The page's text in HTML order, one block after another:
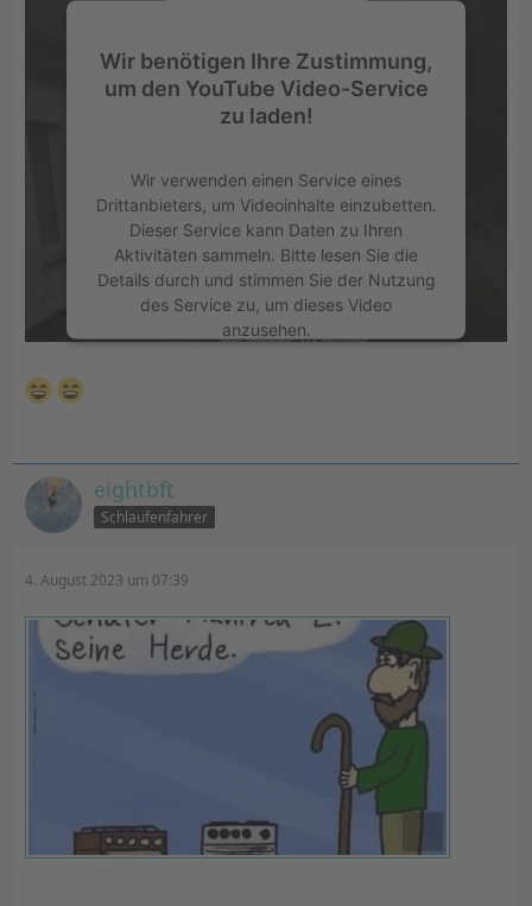
Wir benötigen Ihre Zustimmung,
um den YouTube Video-Service
zu laden!
Wir verwenden einen Service eines
Drittanbieters, um Videoinhalte einzubetten.
Dieser Service kann Daten zu Ihren
Aktivitäten sammeln. Bitte lesen Sie die
Details durch und stimmen Sie der Nutzung
des Service zu, um dieses Video
anzusehen.
powered by
Management Platform
eightbft
Schlaufenfahrer
4. August 2023 um 07:39